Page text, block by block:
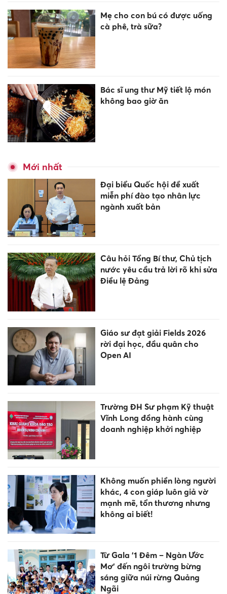
Mẹ cho con bú có được uống
cà phê, trà sữa?
Bác sĩ ung thư Mỹ tiết lộ món
không bao giờ ăn
Mới nhất
Đại biểu Quốc hội đề xuất
miễn phí đào tạo nhân lực
ngành xuất bản
Câu hỏi Tổng Bí thư, Chủ tịch
nước yêu cầu trả lời rõ khi sửa
Điều lệ Đảng
Giáo sư đạt giải Fields 2026
rời đại học, đầu quân cho
Open AI
Trường ĐH Sư phạm Kỹ thuật
Vĩnh Long đồng hành cùng
doanh nghiệp khởi nghiệp
Không muốn phiền lòng người
khác, 4 con giáp luôn giả vờ
mạnh mẽ, tổn thương nhưng
không ai biết!
Từ Gala '1 Đêm – Ngàn Ước
Mơ' đến ngôi trường bừng
sáng giữa núi rừng Quảng
Ngãi